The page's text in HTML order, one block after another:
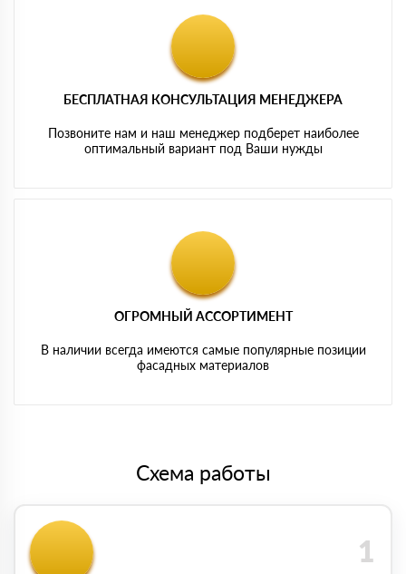
БЕСПЛАТНАЯ КОНСУЛЬТАЦИЯ МЕНЕДЖЕРА
Позвоните нам и наш менеджер подберет наиболее
оптимальный вариант под Ваши нужды
ОГРОМНЫЙ АССОРТИМЕНТ
В наличии всегда имеются самые популярные позиции
фасадных материалов
Схема работы